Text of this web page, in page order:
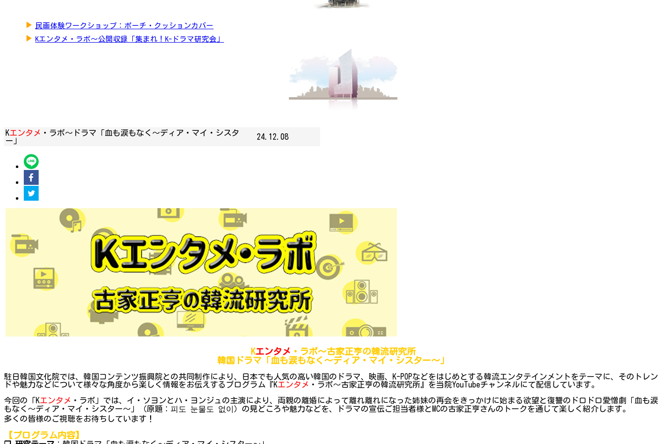
▶ 民画体験ワークショップ：ポーチ・クッションカバー
▶ Kエンタメ・ラボ～公開収録「集まれ！K-ドラマ研究会」
Kエンタメ ・ラボ～ドラマ「血も涙もなく～ディア・マイ・シスタ
ー」
24.12.08
Kエンタメ ・ラボ～古家正亨の韓流研究所
韓国ドラマ「血も涙もなく～ディア・マイ・シスター～」
駐日韓国文化院では、韓国コンテンツ振興院との共同制作により、日本でも人気の高い韓国のドラマ、映画、K-POPなどをはじめとする韓流エンタテインメントをテーマに、そのトレン
ドや魅力などについて様々な角度から楽しく情報をお伝えするプログラム『Kエンタメ ・ラボ～古家正亨の韓流研究所』を当院YouTubeチャンネルにて配信しています。
今回の「Kエンタメ ・ラボ」では、イ・ソヨンとハ・ヨンジュの主演により、両親の離婚によって離れ離れになった姉妹の再会をきっかけに始まる欲望と復讐のドロドロ愛憎劇「血も涙
もなく～ディア・マイ・シスター～」（原題：피도 눈물도 없이）の見どころや魅力などを、ドラマの宣伝ご担当者様とMCの古家正亨さんのトークを通じて楽しく紹介します。
多くの皆様のご視聴をお待ちしています！
【プログラム内容】